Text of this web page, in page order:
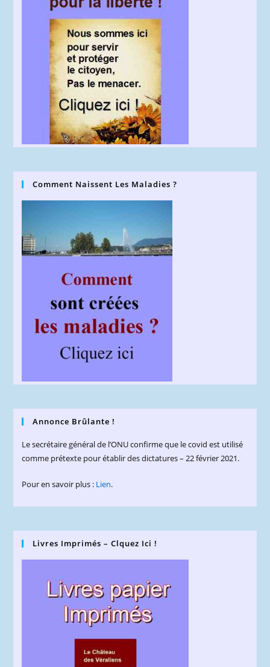
Comment Naissent Les Maladies ?
Annonce Brûlante !
Le secrétaire général de l’ONU confirme que le covid est utilisé
comme prétexte pour établir des dictatures – 22 février 2021.
Pour en savoir plus : Lien.
Livres Imprimés – Clquez Ici !